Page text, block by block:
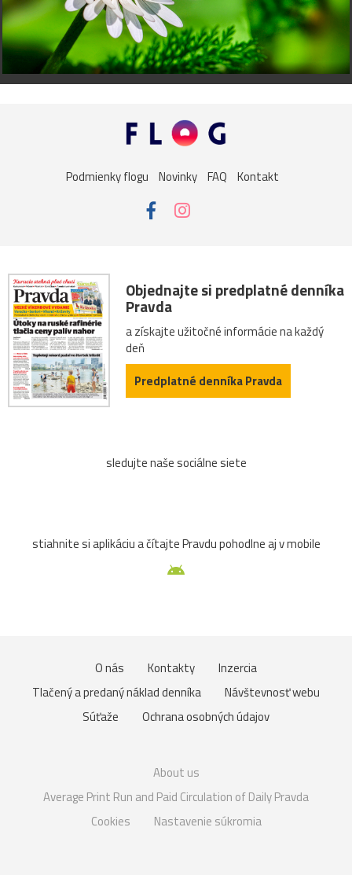
Podmienky flogu Novinky FAQ Kontakt
Objednajte si predplatné denníka
Pravda
a získajte užitočné informácie na každý
deň
Predplatné denníka Pravda
sledujte naše sociálne siete
stiahnite si aplikáciu a čítajte Pravdu pohodlne aj v mobile
O nás Kontakty
Inzercia
Tlačený a predaný náklad denníka
Návštevnosť webu
Súťaže
Ochrana osobných údajov
About us
Average Print Run and Paid Circulation of Daily Pravda
Cookies
Nastavenie súkromia